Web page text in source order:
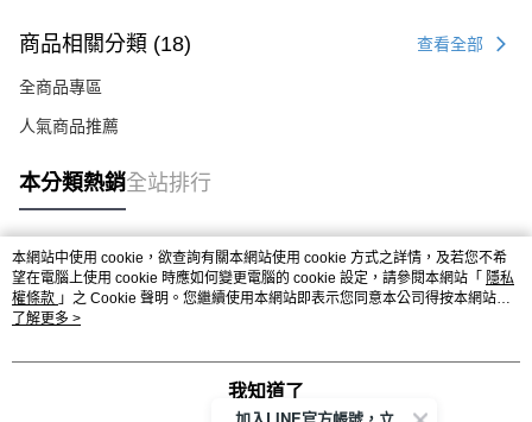
商品相關分類 (18) 查看全部
全商品專區
人氣商品推薦
本分類熱銷全站排行
熱門標籤
本網站中使用 cookie，欲查詢有關本網站使用 cookie 方式之詳情，及若您不希
望在電腦上使用 cookie 時應如何變更電腦的 cookie 設定，請參閱本網站「 隱私
權條款 」之 Cookie 聲明。您繼續使用本網站即表示您同意本公司得按本網站使
用條款之 Cookie 聲明使用 cookie。
了解更多 >
我知道了